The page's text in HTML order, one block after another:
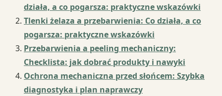
działa, a co pogarsza: praktyczne wskazówki
Tlenki żelaza a przebarwienia: Co działa, a co
pogarsza: praktyczne wskazówki
Przebarwienia a peeling mechaniczny:
Checklista: jak dobrać produkty i nawyki
Ochrona mechaniczna przed słońcem: Szybka
diagnostyka i plan naprawczy